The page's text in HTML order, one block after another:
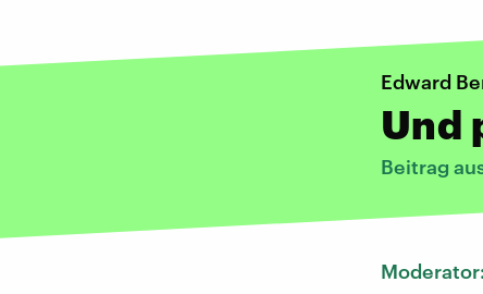
Edward
Und
Beitrag
Moderator: